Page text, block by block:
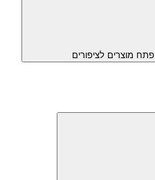
פתח מוצרים לציפורים